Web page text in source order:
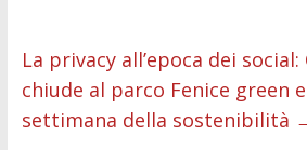
k p er
La privacy all’epoca dei
chiude al parco Fenice green
settimana della sostenibilità